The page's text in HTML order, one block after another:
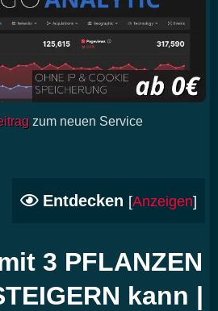
zum neuen Service
Entdecken [Anzeigen]
3 PFLANZEN
kann |